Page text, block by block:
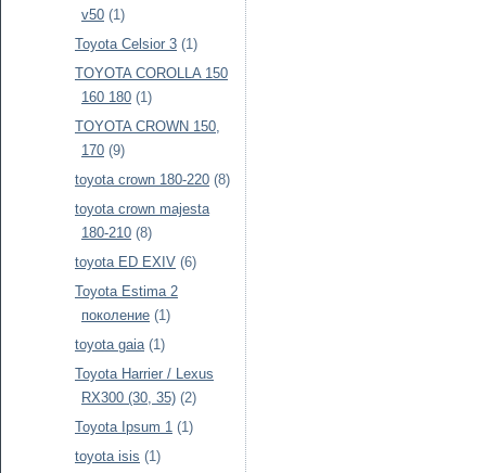
v50 (1)
Toyota Celsior 3 (1)
TOYOTA COROLLA 150
160 180 (1)
TOYOTA CROWN 150,
170 (9)
toyota crown 180-220 (8)
toyota crown majesta
180-210 (8)
toyota ED EXIV (6)
Toyota Estima 2
поколение (1)
toyota gaia (1)
Toyota Harrier / Lexus
RX300 (30, 35) (2)
Toyota Ipsum 1 (1)
toyota isis (1)